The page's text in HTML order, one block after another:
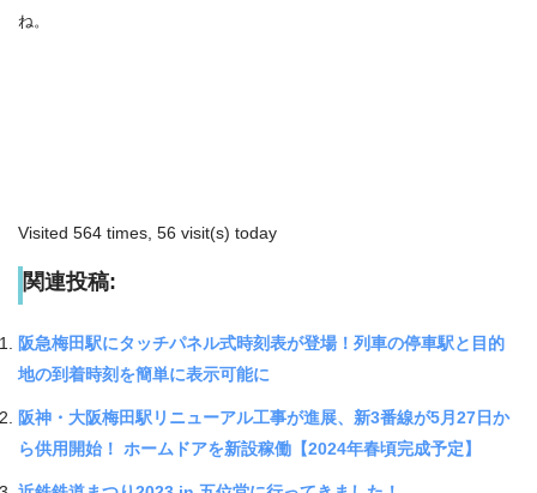
ね。
Visited 564 times, 56 visit(s) today
関連投稿:
阪急梅田駅にタッチパネル式時刻表が登場！列車の停車駅と目的
地の到着時刻を簡単に表示可能に
阪神・大阪梅田駅リニューアル工事が進展、新3番線が5月27日か
ら供用開始！ ホームドアを新設稼働【2024年春頃完成予定】